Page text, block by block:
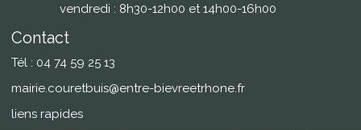
vendredi : 8h30-12h00 et 14h00-16h00
Contact
Tél : 04 74 59 25 13
mairie.couretbuis@entre-bievreetrhone.fr
liens rapides